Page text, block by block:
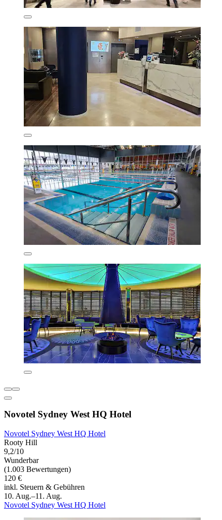
Novotel Sydney West HQ Hotel
Novotel Sydney West HQ Hotel
Rooty Hill
9,2/10
Wunderbar
(1.003 Bewertungen)
120 €
inkl. Steuern & Gebühren
10. Aug.–11. Aug.
Novotel Sydney West HQ Hotel